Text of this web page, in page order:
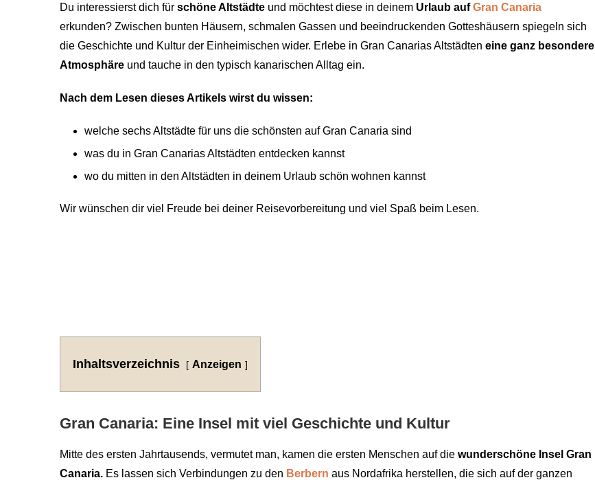
Du interessierst dich für schöne Altstädte und möchtest diese in deinem Urlaub aufGran Canaria
erkunden? Zwischen bunten Häusern, schmalen Gassen und beeindruckenden Gotteshäusern spiegeln sich
die Geschichte und Kultur der Einheimischen wider. Erlebe in Gran Canarias Altstädten eine ganz besondere
Atmosphäre und tauche in den typisch kanarischen Alltag ein.
Nach dem Lesen dieses Artikels wirst du wissen:
welche sechs Altstädte für uns die schönsten auf Gran Canaria sind
was du in Gran Canarias Altstädten entdecken kannst
wo du mitten in den Altstädten in deinem Urlaub schön wohnen kannst
Wir wünschen dir viel Freude bei deiner Reisevorbereitung und viel Spaß beim Lesen.
Inhaltsverzeichnis Anzeigen
Gran Canaria: Eine Insel mit viel Geschichte und Kultur
Mitte des ersten Jahrtausends, vermutet man, kamen die ersten Menschen auf die wunderschöne Insel Gran
Canaria. Es lassen sich Verbindungen zu den Berbern aus Nordafrika herstellen, die sich auf der ganzen